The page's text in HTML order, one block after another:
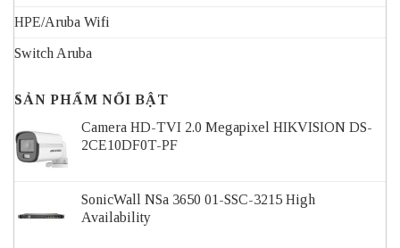
HPE/Aruba Wifi
Switch Aruba
SẢN PHẨM NỔI BẬT
Camera HD-TVI 2.0 Megapixel HIKVISION DS-
2CE10DF0T-PF
SonicWall NSa 3650 01-SSC-3215 High
Availability